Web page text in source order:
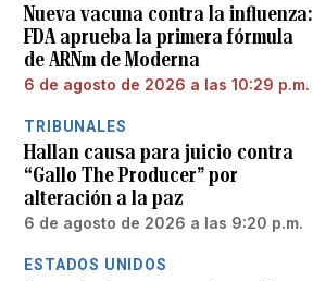
Nueva vacuna contra la influenza:
FDA aprueba la primera fórmula
de ARNm de Moderna
6 de agosto de 2026 a las 10:29 p.m.
TRIBUNALES
Hallan causa para juicio contra
“Gallo The Producer” por
alteración a la paz
6 de agosto de 2026 a las 9:20 p.m.
ESTADOS UNIDOS